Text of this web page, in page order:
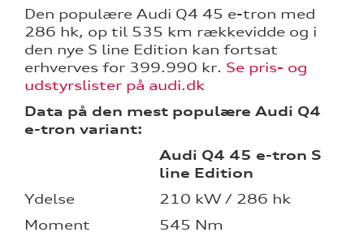
Den populære Audi Q4 45 e-tron med
286 hk, op til 535 km rækkevidde og i
den nye S line Edition kan fortsat
erhverves for 399.990 kr. Se pris- og
udstyrslister på audi.dk
Data på den mest populære Audi Q4
e-tron variant:
Audi Q4 45 e-tron S
line Edition
Ydelse
210 kW / 286 hk
Moment
545 Nm